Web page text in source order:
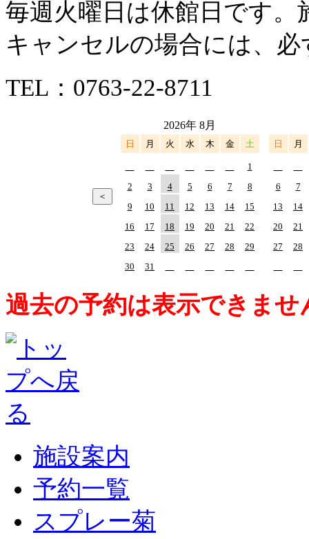
毎週火曜日は休館日です
キャンセルの場合には、
TEL： 0763-22-8711
2026年 8月
日 月 火 水 木 金 土
1
2
3 4 5 6 7
8
9
10 11 12 13 14
15
16
17 18 19 20 21
22
23
24 25 26 27 28
29
30
31
日 月
6
7
13
14
20
21
27
28
過去の予約は表示できませ
施設案内
予約一覧
スプレー菊